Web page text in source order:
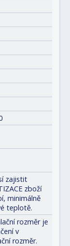
zajistit
zboží
minimálně
teplotě.
rozměr je
v
rozměr.